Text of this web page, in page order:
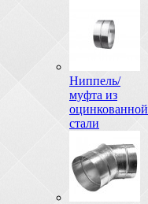
Ниппель/
муфта из
оцинкованной
стали